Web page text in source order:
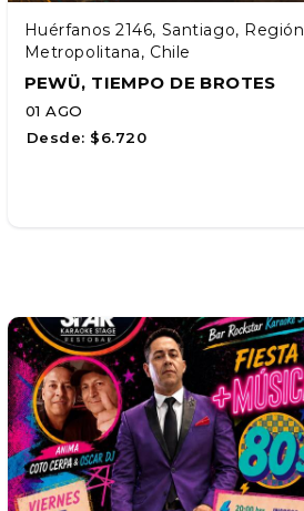
Huérfanos 2146, Santiago, Región
Metropolitana, Chile
PEWÜ, TIEMPO DE BROTES
01 AGO
Desde: $6.720